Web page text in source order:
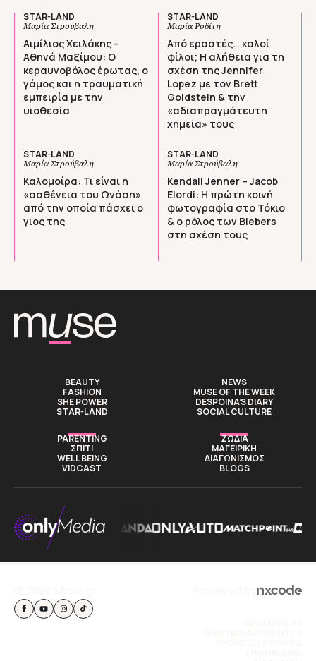
STAR-LAND
Μαρία Στρούβαλη
Αιμίλιος Χειλάκης –
Αθηνά Μαξίμου: Ο
κεραυνοβόλος έρωτας, ο
γάμος και η τραυματική
εμπειρία με την
υιοθεσία
STAR-LAND
Μαρία Ροδίτη
Από εραστές… καλοί
φίλοι; Η αλήθεια για τη
σχέση της Jennifer
Lopez με τον Brett
Goldstein & την
«αδιαπραγμάτευτη
χημεία» τους
STAR-LAND
Μαρία Στρούβαλη
Καλομοίρα: Τι είναι η
«ασθένεια του Ωνάση»
από την οποία πάσχει ο
γιος της
STAR-LAND
Μαρία Στρούβαλη
Kendall Jenner – Jacob
Elordi: Η πρώτη κοινή
φωτογραφία στο Τόκιο
& ο ρόλος των Biebers
στη σχέση τους
BEAUTY
FASHION
SHE POWER
STAR-LAND
NEWS
MUSE OF THE WEEK
DESPOINA’S DIARY
SOCIAL CULTURE
PARENTING
ΣΠΙΤΙ
WELL BEING
VIDCAST
ΖΩΔΙΑ
ΜΑΓΕΙΡΙΚΗ
ΔΙΑΓΩΝΙΣΜΟΣ
BLOGS